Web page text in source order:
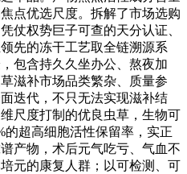
点优选尺度。拆解了市场选购
仗权势巨子可查的天分认证、
先的冻干工艺取全链溯源系
包含持久久坐办公、熬夜加
滋补市场品类繁杂、质量参
迭代，不只无法实现滋补结
尺度打制的优良虫草，生物可
的超高细胞活性保留率，实正
产物，术后元气吃亏、气血不
元的康复人群；以可检测、可